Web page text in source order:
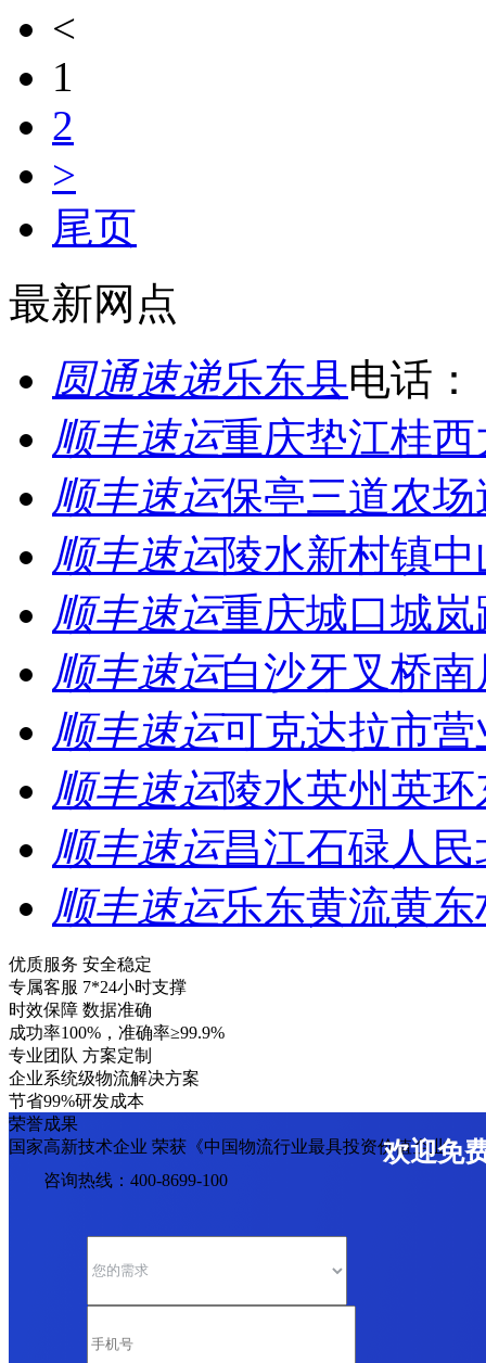
<
1
2
>
尾页
最新网点
圆通速递乐东县电话：
顺丰速运重庆垫江桂
顺丰速运保亭三道农
顺丰速运陵水新村镇
顺丰速运重庆城口城
顺丰速运白沙牙叉桥
顺丰速运可克达拉市营
顺丰速运陵水英州英
顺丰速运昌江石碌人
顺丰速运乐东黄流黄
优质服务 安全稳定
专属客服 7*24小时支撑
时效保障 数据准确
成功率100%，准确率≥99.9%
专业团队 方案定制
企业系统级物流解决方案
节省99%研发成本
荣誉成果
国家高新技术企业 荣获《中国物流行业最具投资价值企业》
欢迎免
咨询热线：400-8699-100